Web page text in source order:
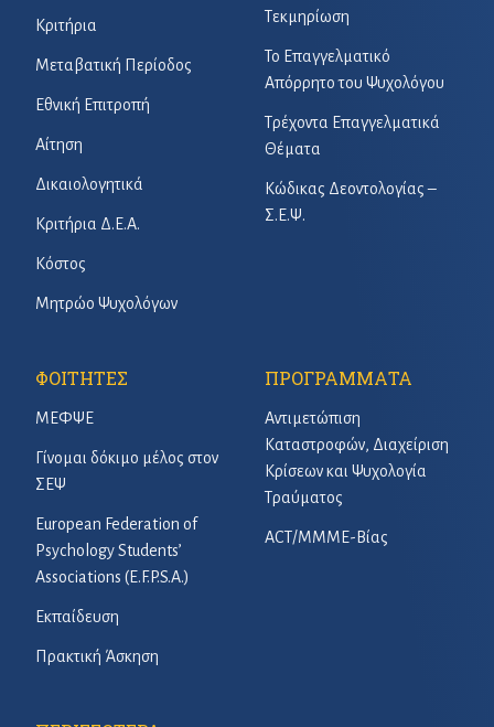
Τεκμηρίωση
Το Επαγγελματικό
Απόρρητο του Ψυχολόγου
Τρέχοντα Επαγγελματικά
Θέματα
Κώδικας Δεοντολογίας –
Σ.Ε.Ψ.
Κριτήρια
Μεταβατική Περίοδος
Εθνική Επιτροπή
Αίτηση
Δικαιολογητικά
Κριτήρια Δ.Ε.Α.
Κόστος
Μητρώο Ψυχολόγων
ΦΟΙΤΗΤΕΣ
ΜΕΦΨΕ
Γίνομαι δόκιμο μέλος στον
ΣΕΨ
European Federation of
Psychology Students’
Associations (E.F.P.S.A.)
Εκπαίδευση
Πρακτική Άσκηση
ΠΡΟΓΡΑΜΜΑΤΑ
Αντιμετώπιση
Καταστροφών, Διαχείριση
Κρίσεων και Ψυχολογία
Τραύματος
ACT/ΜΜΜΕ-Βίας